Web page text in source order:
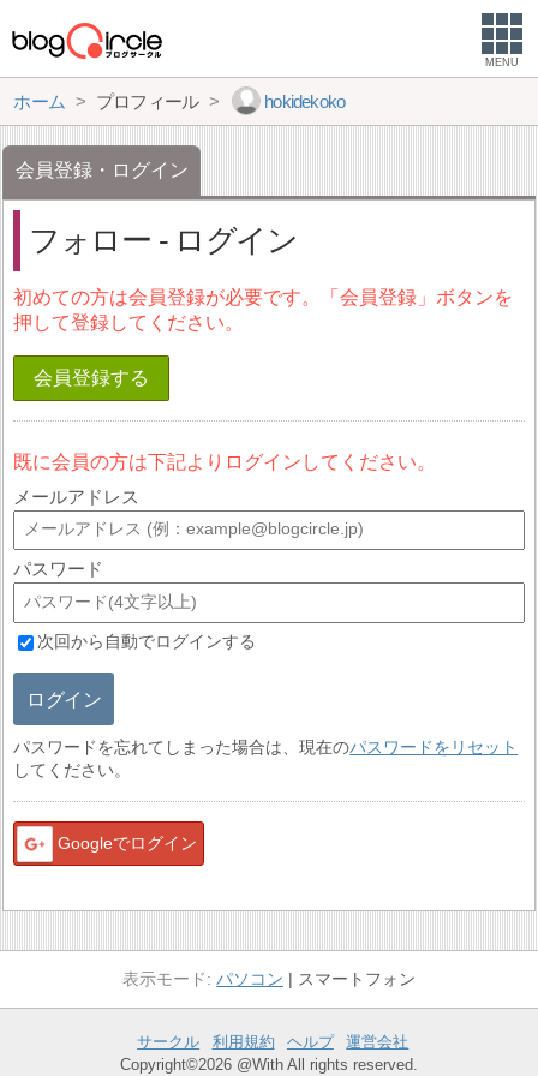
MENU
ホーム プロフィール hokidekoko
会員登録・ログイン
フォロー - ログイン
初めての方は会員登録が必要です。「会員登録」ボタンを
押して登録してください。
会員登録する
既に会員の方は下記よりログインしてください。
メールアドレス
パスワード
次回から自動でログインする
ログイン
パスワードを忘れてしまった場合は、現在のパスワードをリセット
してください。
Googleでログイン
パソコン スマートフォン
サークル 利用規約 ヘルプ
運営会社
Copyright©2026 @With All rights reserved.